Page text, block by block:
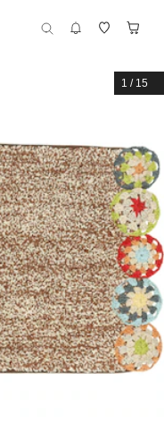
1 / 15